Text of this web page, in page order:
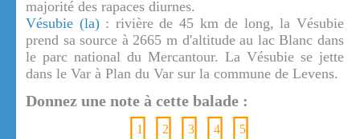
majorité des rapaces diurnes.
Vésubie (la): rivière de 45 km de long, la Vésubie
prend sa source à 2665 m d'altitude au lac Blanc dans
le parc national du Mercantour. La Vésubie se jette
dans le Var à Plan du Var sur la commune de Levens.
Donnez une note à cette balade :
1 2 3 4 5